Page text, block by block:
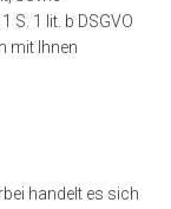
S. 1 lit. b DSGVO
mit Ihnen
handelt es sich